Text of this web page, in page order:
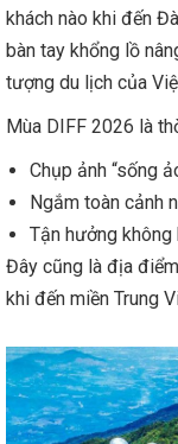
khách nào khi đến
bàn tay khổng lồ
tượng du lịch của
Mùa DIFF 2026 là
Chụp ảnh “sống
Ngắm toàn cảnh
Tận hưởng không
Đây cũng là địa
khi đến miền Trung